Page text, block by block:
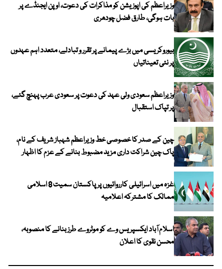
وزیراعظم کی اپوزیشن کو مذاکرات کی دعوت، اوپن ایجنڈے پر
بات ہوگی، طارق فضل چودھری
بیوروکریسی میں بڑے پیمانے پر تقرر و تبادلے، متعدد اہم عہدوں
پر نئی تعیناتیاں
وزیراعظم سعودی ولی عہد کی دعوت پر سعودی عرب پہنچ گئے،
پر تپاک استقبال
چین کے صدر کا خصوصی خط وزیراعظم شہباز شریف کے نام،
پاک چین شراکت داری مزید مضبوط بنانے کے عزم کا اظہار
غزہ میں اسرائیلی کارروائیوں پر پاکستان سمیت 8 اسلامی
ممالک کا مشترکہ اعلامیہ
اسلام آباد ایکسپریس وے کو موٹروے طرز بنانے کا منصوبہ،
محسن نقوی کا اعلان